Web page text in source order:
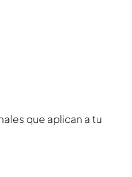
que aplican a tu